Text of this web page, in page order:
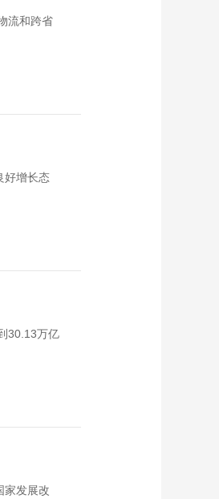
流和跨省
好增长态
30.13万亿
家发展改